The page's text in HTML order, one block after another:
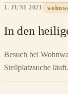
1. JUNI 2021
In den
Besuch bei
Stellplatzsuche läuft.